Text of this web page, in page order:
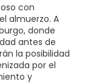
con
almuerzo. A
donde
antes de
la posibilidad
por el
y